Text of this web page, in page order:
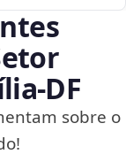
sobre o